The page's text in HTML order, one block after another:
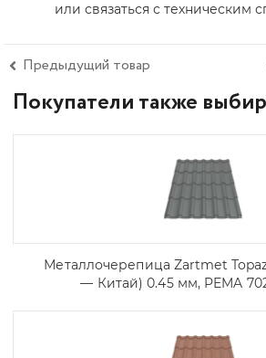
или связаться с техническим
Предыдущий товар
Покупатели также
Металлочерепица Zartmet
— Китай) 0.45 мм, PEMA